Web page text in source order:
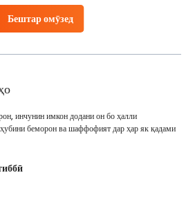
Бештар омӯзед
инчунин имкон додани он бо ҳалли
беморон ва шаффофият дар ҳар як қадами